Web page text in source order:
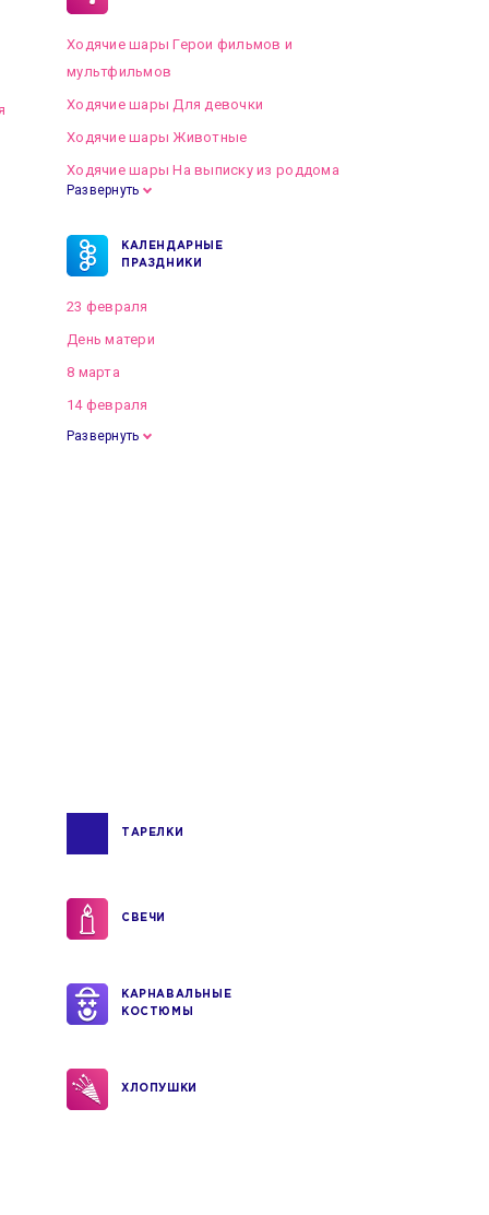
Ходячие шары Герои фильмов и
мультфильмов
Ходячие шары Для девочки
Ходячие шары Животные
Ходячие шары На выписку из роддома
Развернуть
КАЛЕНДАРНЫЕ
ПРАЗДНИКИ
23 февраля
День матери
8 марта
14 февраля
Развернуть
ТАРЕЛКИ
СВЕЧИ
КАРНАВАЛЬНЫЕ
КОСТЮМЫ
ХЛОПУШКИ